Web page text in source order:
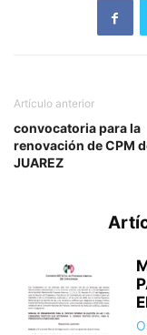
Artículo anterior
convocatoria para la
renovación de CPM
JUAREZ